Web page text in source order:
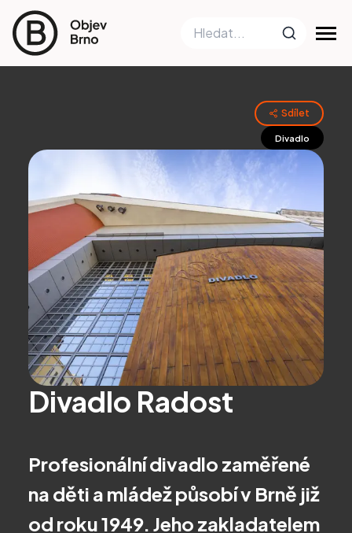
Sdílet
Divadlo
Divadlo Radost
Profesionální divadlo zaměřené
na děti a mládež působí v Brně již
od roku 1949. Jeho zakladatelem